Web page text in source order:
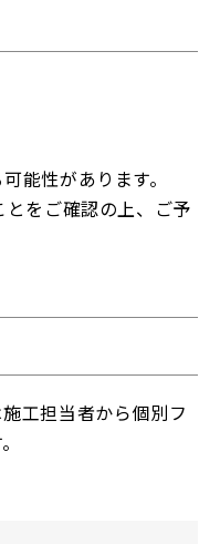
能性があります。
をご確認の上、ご予
工担当者から個別フ